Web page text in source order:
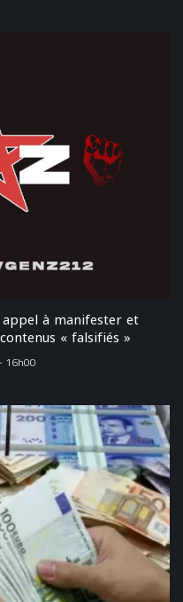
à manifester et
« falsifiés »